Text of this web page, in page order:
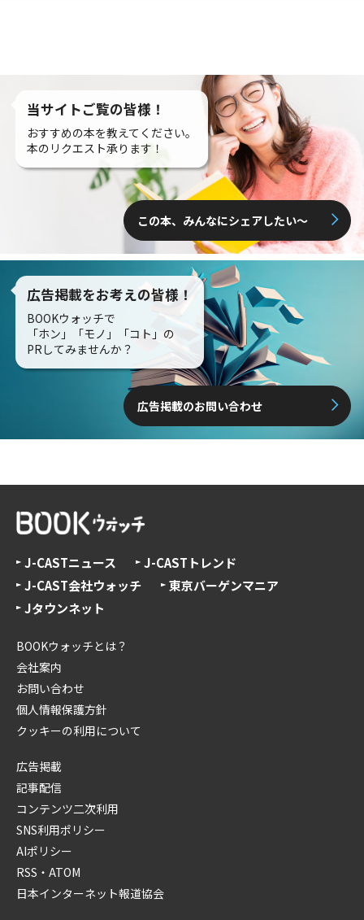
当サイトご覧の皆様！
おすすめの本を教えてください。
本のリクエスト承ります！
この本、みんなにシェアしたい〜
広告掲載をお考えの皆様！
BOOKウォッチで
「ホン」「モノ」「コト」の
PRしてみませんか？
広告掲載のお問い合わせ
J-CASTニュース
J-CASTトレンド
J-CAST会社ウォッチ
東京バーゲンマニア
Jタウンネット
BOOKウォッチとは？
会社案内
お問い合わせ
個人情報保護方針
クッキーの利用について
広告掲載
記事配信
コンテンツ二次利用
SNS利用ポリシー
AIポリシー
RSS・ATOM
日本インターネット報道協会